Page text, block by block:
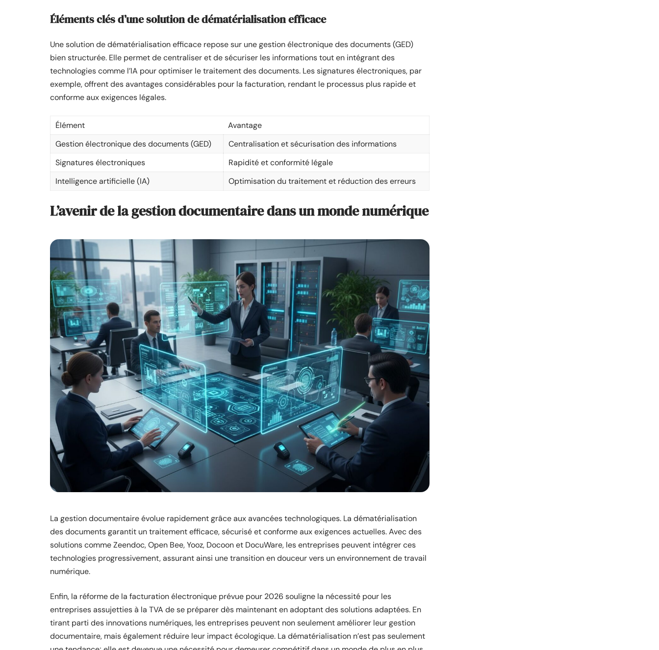
Éléments clés d’une solution de dématérialisation efficace
Une solution de dématérialisation efficace repose sur une gestion électronique des documents (GED)
bien structurée. Elle permet de centraliser et de sécuriser les informations tout en intégrant des
technologies comme l’IA pour optimiser le traitement des documents. Les signatures électroniques, par
exemple, offrent des avantages considérables pour la facturation, rendant le processus plus rapide et
conforme aux exigences légales.
Élément
Avantage
Gestion électronique des documents (GED)
Centralisation et sécurisation des informations
Signatures électroniques
Rapidité et conformité légale
Intelligence artificielle (IA)
Optimisation du traitement et réduction des erreurs
L’avenir de la gestion documentaire dans un monde numérique
La gestion documentaire évolue rapidement grâce aux avancées technologiques. La dématérialisation
des documents garantit un traitement efficace, sécurisé et conforme aux exigences actuelles. Avec des
solutions comme Zeendoc, Open Bee, Yooz, Docoon et DocuWare, les entreprises peuvent intégrer ces
technologies progressivement, assurant ainsi une transition en douceur vers un environnement de travail
numérique.
Enfin, la réforme de la facturation électronique prévue pour 2026 souligne la nécessité pour les
entreprises assujetties à la TVA de se préparer dès maintenant en adoptant des solutions adaptées. En
tirant parti des innovations numériques, les entreprises peuvent non seulement améliorer leur gestion
documentaire, mais également réduire leur impact écologique. La dématérialisation n’est pas seulement